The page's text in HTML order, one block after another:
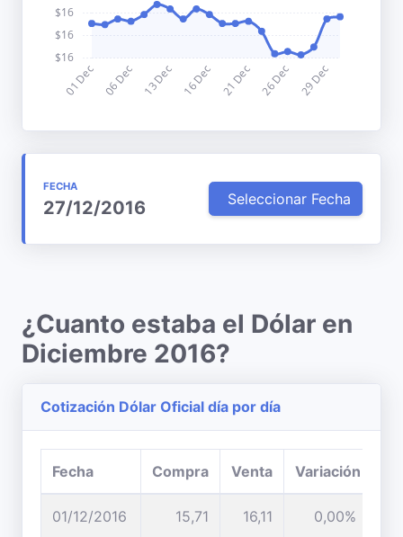
FECHA
27/12/2016 Seleccionar Fecha
¿Cuanto estaba el Dólar en
Diciembre 2016?
Cotización Dólar Oficial día por día
Fecha Compra Venta Variación
01/12/2016 15,71 16,11 0,00%